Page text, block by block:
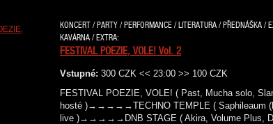
KONCERT / PARTY / PERFORMANCE / LITERATURA / PŘEDNÁŠKA /
KAVÁRNA / EXTRA:
FESTIVAL POEZIE, VOLE! Vol. 2
Vstupné: 300 CZK << 23:00 >> 100 CZK
FESTIVAL POEZIE, VOLE! ( Past, Mucha solo,
hosté )→→→→→TECHNO TEMPLE ( Saphileaum
live )→→→→→DNB STAGE ( Akira, Volume Plus,